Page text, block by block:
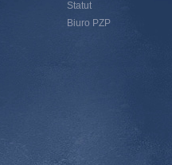
Statut
Biuro PZP